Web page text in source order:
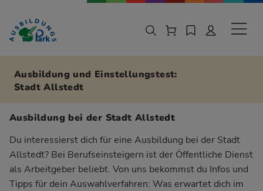
Zur Navigation springen
Zu den Hauptinhalten springen
Ausbildung und Einstellungstest:
Stadt Allstedt
Ausbildung bei der Stadt Allstedt
Du interessierst dich für eine Ausbildung bei der Stadt
Allstedt? Bei Berufseinsteigern ist der Öffentliche Dienst
als Arbeitgeber beliebt. Von uns bekommst du Infos und
Tipps für dein Auswahlverfahren: Was erwartet dich im